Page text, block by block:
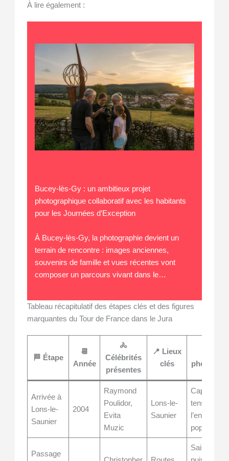
À lire également :
Bucey-lès-Gy : un ambitieux projet
photographique collaboratif avec les habitants
pour les Journées d’Exception
À Bucey-lès-Gy, la photographie devient un
terrain de rencontre : images anciennes,
souvenirs de famille et vues récentes vont
composer un parcours vivant dans le…
Tableau récapitulatif des étapes clés et des figures
marquantes du Tour de France dans le Jura
🏁 Étape
📆
Année
🚴
Célébrités
présentes
📍 Lieux
clés
Arrivée à
Lons-le-
Saunier
2004
Raymond
Poulidor,
Evita
Muzic
Lons-le-
Saunier
Captation
tension et
populaire
Passage
Saisir la